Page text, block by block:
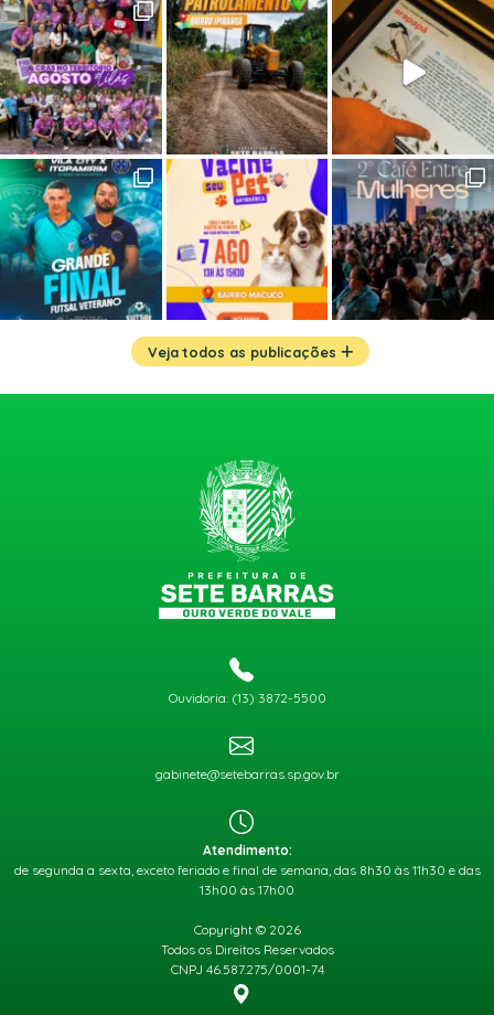
Veja todos as publicações
Ouvidoria: (13) 3872-5500
gabinete@setebarras.sp.gov.br
Atendimento:
de segunda a sexta, exceto feriado e final de semana, das 8h30 às 11h30 e das
13h00 às 17h00
Copyright © 2026
Todos os Direitos Reservados
CNPJ 46.587.275/0001-74